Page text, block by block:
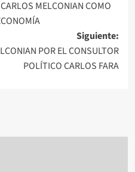
MELCONIAN COMO
Siguiente:
POR EL CONSULTOR
POLÍTICO CARLOS FARA